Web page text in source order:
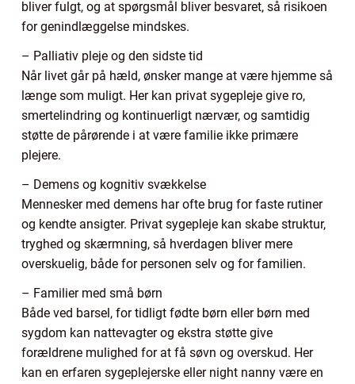
bliver fulgt, og at spørgsmål bliver besvaret, så risikoen
for genindlæggelse mindskes.
– Palliativ pleje og den sidste tid
Når livet går på hæld, ønsker mange at være hjemme så
længe som muligt. Her kan privat sygepleje give ro,
smertelindring og kontinuerligt nærvær, og samtidig
støtte de pårørende i at være familie ikke primære
plejere.
– Demens og kognitiv svækkelse
Mennesker med demens har ofte brug for faste rutiner
og kendte ansigter. Privat sygepleje kan skabe struktur,
tryghed og skærmning, så hverdagen bliver mere
overskuelig, både for personen selv og for familien.
– Familier med små børn
Både ved barsel, for tidligt fødte børn eller børn med
sygdom kan nattevagter og ekstra støtte give
forældrene mulighed for at få søvn og overskud. Her
kan en erfaren sygeplejerske eller night nanny være en